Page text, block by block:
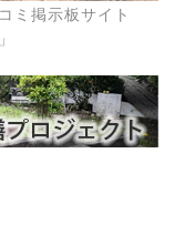
ミ掲示板サイト